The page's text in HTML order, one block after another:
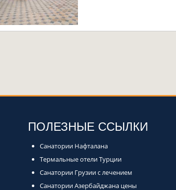
ПОЛЕЗНЫЕ ССЫЛКИ
Санатории Нафталана
Термальные отели Турции
Санатории Грузии с лечением
Санатории Азербайджана цены